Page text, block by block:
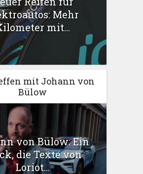
Mehr
mit...
mit Johann von
Bülow
von Bülow: Ein
die Texte von
Loriot...